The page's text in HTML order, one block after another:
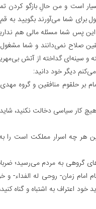
است و من حالِ بازگو کردن
شما می‌آورند بگویید به
این پس شما مسئله مالی هم
صلاح نمی‌دانند و شما
سینه‌ای گداخته از آتش
دیگر خود دانید:
بر حلقوم منافقین و گروه
کار سیاسی دخالت نکنید،
هر چه اسرار مملکت است را
گروهی به مردم می‌رسید؛
امام زمان- روحی له الفداء- و
اعتراف به اشتباه و گناه